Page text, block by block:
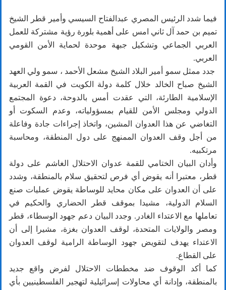
فيما شدد الرئيس المصري عبدالفتاح السيسي وأمير قطر الشيخ
تميم بن حمد آل ثاني امس على أهمية بلورة رؤية مشتركة للعمل
العربي الجماعي وتشكيل جبهة موحدة لحماية الأمن القومي
العربي.
جدد ممثل سمو أمير البلاد الشيخ مشعل الأحمد ، سمو ولي العهد
الشيخ صباح الخالد خلال كلمة دولة الكويت في القمة العربية
الإسلامية الطارئة، التي عقدت أمس بالدوحة، دعوة المجتمع
الدولي ومجلس الأمن للقيام بمسؤولياته، وعدم السكوت أو
التغاضي عن هذا العدوان المشين، واتخاذ إجراءات جادة وفاعلة
من أجل وقف العدوان الممنهج على دول المنطقة، ومحاسبة
مرتكبيه.
وأدان البيان الختامي للقمة عدوان الاحتلال الغاشم على دولة
قطر، معتبرا أنه يقوض أي فرص لتحقيق سلام بالمنطقة، وشدد
على أن العدوان على مكان محايد للوساطة يقوض عمليات صنع
السلام الدولية، مشيدا بموقف قطر الحضاري والحكيم في
تعاملها مع الاعتداء الغادر. وجدد البيان دعم جهود الوسطاء، قطر
ومصر والولايات المتحدة، لوقف العدوان بغزة، مشيرا إلى أن
الاعتداء يهدف لتقويض جهود الوساطة الرامية لوقف العدوان
على القطاع.
كما أكد الوقوف ضد مخططات الاحتلال لفرض واقع جديد
بالمنطقة، وإدانة أي محاولات إسرائيلية لتهجير الفلسطينيين بأي